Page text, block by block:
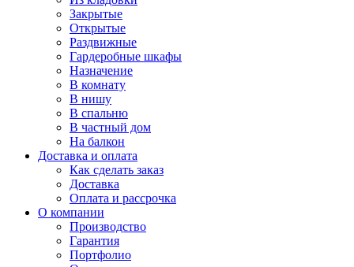
Закрытые
Открытые
Раздвижные
Гардеробные шкафы
Назначение
В комнату
В нишу
В спальню
В частный дом
На балкон
Доставка и оплата
Как сделать заказ
Доставка
Оплата и рассрочка
О компании
Производство
Гарантия
Портфолио